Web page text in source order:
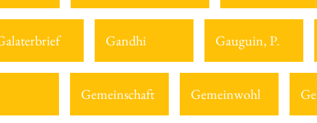
Gandhi Gauguin, P.
Gemeinschaft Gemeinwohl